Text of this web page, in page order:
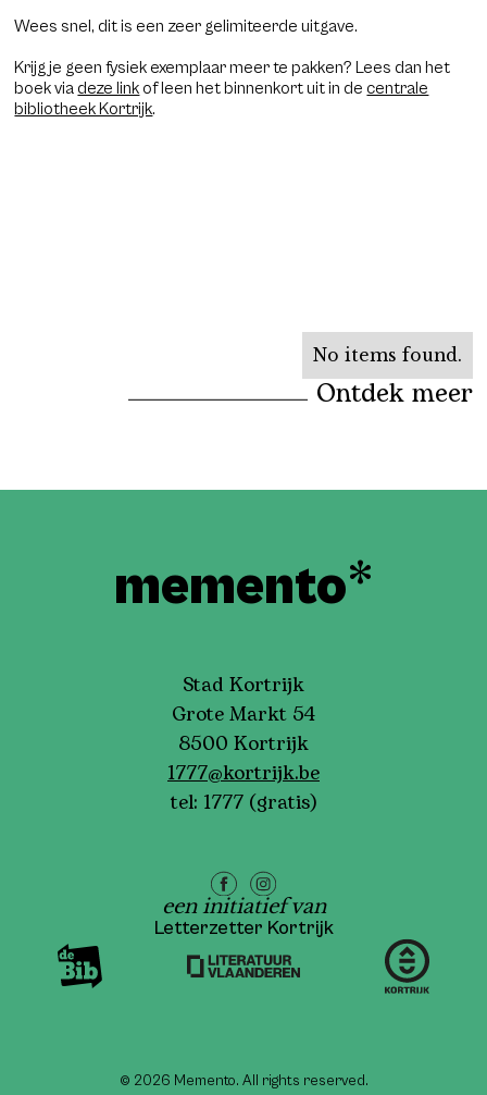
Wees snel, dit is een zeer gelimiteerde uitgave.
Krijg je geen fysiek exemplaar meer te pakken? Lees dan het
boek via deze link of leen het binnenkort uit in de centrale
bibliotheek Kortrijk.
No items found.
Ontdek meer
memento*
Stad Kortrijk
Grote Markt 54
8500 Kortrijk
1777@kortrijk.be
tel: 1777 (gratis)
een initiatief van
Letterzetter Kortrijk
© 2026 Memento. All rights reserved.